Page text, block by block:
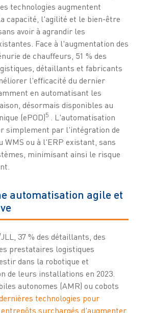
technologies augmentent
capacité, l'agilité et le bien-être
avoir à agrandir les
Face à l'augmentation des
de chauffeurs, 51 % des
détaillants et fabricants
l'efficacité du dernier
en automatisant les
désormais disponibles au
(ePOD)5. L'automatisation
simplement par l'intégration de
WMS ou à l'ERP existant, sans
minimisant ainsi le risque
automatisation agile et
37 % des détaillants, des
prestataires logistiques
dans la robotique et
de leurs installations en 2023.
autonomes (AMR) ou cobots
technologies pour
surchargés d'augmenter